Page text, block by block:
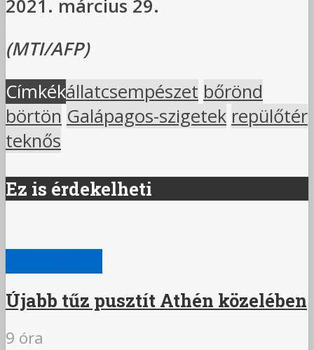
2021. március 29.
(MTI/AFP)
Címkékállatcsempészet bőrönd
börtön Galápagos-szigetek repülőtér
teknős
Ez is érdekelheti
Újabb tűz pusztít Athén közelében
9 óra